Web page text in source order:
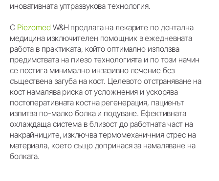
иновативната ултразвукова технология.
С Piezomed W&H предлага на лекарите по дентална
медицина изключителен помощник в ежедневната
работа в практиката, който оптимално използва
предимствата на пиезо технологията и по този начин
се постига минимално инвазивно лечение без
съществена загуба на кост. Целевото отстраняване на
кост намалява риска от усложнения и ускорява
постоперативната костна регенерация, пациенът
изпитва по-малко болка и подуване. Ефективната
охлаждаща система в близост до работната част на
накрайниците, изключва термомеханичния стрес на
материала, което също допринася за намаляване на
болката.